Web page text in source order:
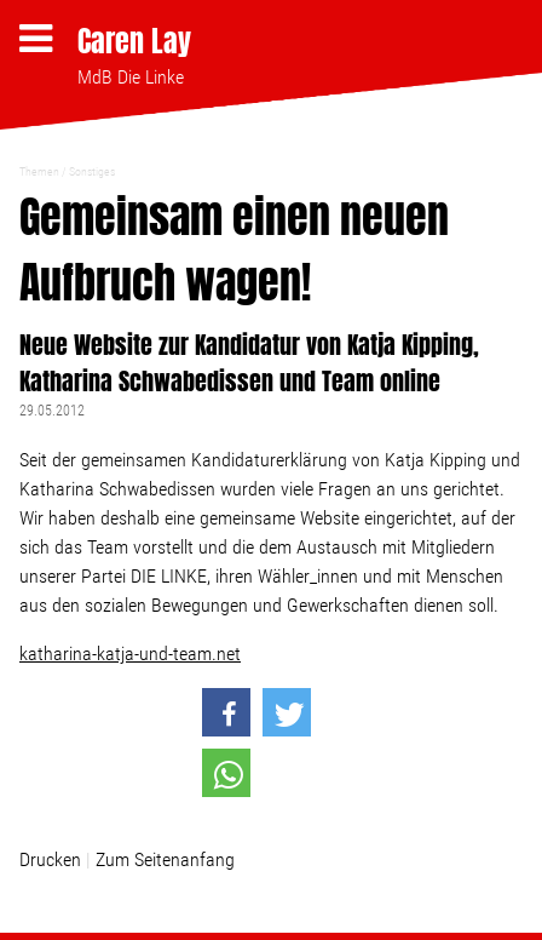
Caren Lay
MdB Die Linke
Themen
Bezahlbares Wohnen
Clubsterben stoppen
Bodenpolitik
Linke Zukunftsdebatte
Sonstiges
Wahlkreis
Pressemitteilungen
Presse
Themen Sonstiges
Gemeinsam einen neuen
Aufbruch wagen!
Neue Website zur Kandidatur von Katja Kipping,
Katharina Schwabedissen und Team online
29.05.2012
Seit der gemeinsamen Kandidaturerklärung von Katja Kipping und
Katharina Schwabedissen wurden viele Fragen an uns gerichtet.
Wir haben deshalb eine gemeinsame Website eingerichtet, auf der
sich das Team vorstellt und die dem Austausch mit Mitgliedern
unserer Partei DIE LINKE, ihren Wähler_innen und mit Menschen
aus den sozialen Bewegungen und Gewerkschaften dienen soll.
katharina-katja-und-team.net
Drucken Zum Seitenanfang